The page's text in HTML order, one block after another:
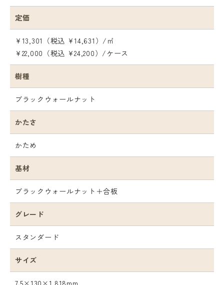
定価
¥13,301（税込 ¥14,631）/㎡
¥22,000（税込 ¥24,200）/ケース
樹種
ブラックウォールナット
かたさ
かため
基材
ブラックウォールナット＋合板
グレード
スタンダード
サイズ